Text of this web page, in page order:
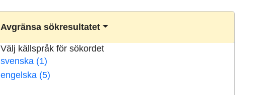
Avgränsa sökresultatet
Välj källspråk för sökordet
svenska (1)
engelska (5)